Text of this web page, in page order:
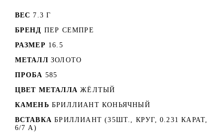
ВЕС 7.3 Г
БРЕНД ПЕР СЕМПРЕ
РАЗМЕР 16.5
МЕТАЛЛ ЗОЛОТО
ПРОБА 585
ЦВЕТ МЕТАЛЛА ЖЁЛТЫЙ
КАМЕНЬ БРИЛЛИАНТ КОНЬЯЧНЫЙ
ВСТАВКА БРИЛЛИАНТ (35ШТ., КРУГ, 0.231 КАРАТ,
6/7 A)